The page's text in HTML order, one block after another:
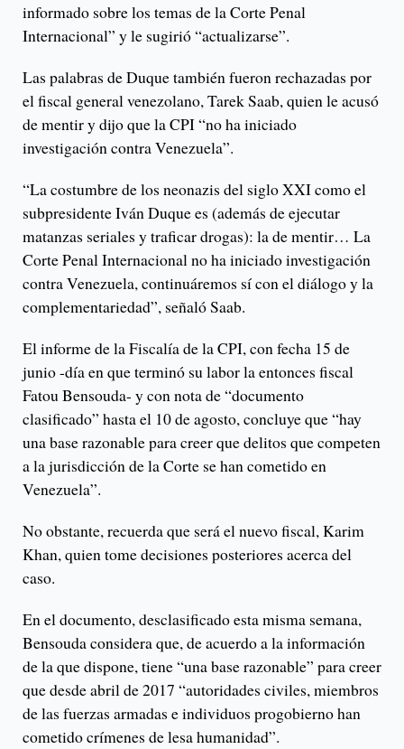
informado sobre los temas de la Corte Penal
Internacional” y le sugirió “actualizarse”.
Las palabras de Duque también fueron rechazadas por
el fiscal general venezolano, Tarek Saab, quien le acusó
de mentir y dijo que la CPI “no ha iniciado
investigación contra Venezuela”.
“La costumbre de los neonazis del siglo XXI como el
subpresidente Iván Duque es (además de ejecutar
matanzas seriales y traficar drogas): la de mentir… La
Corte Penal Internacional no ha iniciado investigación
contra Venezuela, continuáremos sí con el diálogo y la
complementariedad”, señaló Saab.
El informe de la Fiscalía de la CPI, con fecha 15 de
junio -día en que terminó su labor la entonces fiscal
Fatou Bensouda- y con nota de “documento
clasificado” hasta el 10 de agosto, concluye que “hay
una base razonable para creer que delitos que competen
a la jurisdicción de la Corte se han cometido en
Venezuela”.
No obstante, recuerda que será el nuevo fiscal, Karim
Khan, quien tome decisiones posteriores acerca del
caso.
En el documento, desclasificado esta misma semana,
Bensouda considera que, de acuerdo a la información
de la que dispone, tiene “una base razonable” para creer
que desde abril de 2017 “autoridades civiles, miembros
de las fuerzas armadas e individuos progobierno han
cometido crímenes de lesa humanidad”.